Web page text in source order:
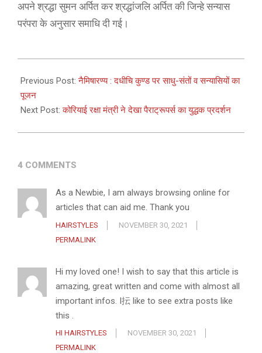
अपने श्रद्धा सुमन अर्पित कर श्रद्धांजलि अर्पित की जिन्हे सन्यास
परंपरा के अनुसार समाधि दी गई।
03-
27
Previous Post:नैमिषारण्य : दधीचि कुण्ड पर साधु-संतों व सन्यासियों का
पूजन
Next Post:कोरियाई रक्षा मंत्री ने देखा पैराट्रूपर्स का युद्धक प्रदर्शन
4 COMMENTS
As a Newbie, I am always browsing online for
articles that can aid me. Thank you
HAIRSTYLES
NOVEMBER 30, 2021
PERMALINK
Hi my loved one! I wish to say that this article is
amazing, great written and come with almost all
important infos. I抎 like to see extra posts like
this .
HI HAIRSTYLES
NOVEMBER 30, 2021
PERMALINK